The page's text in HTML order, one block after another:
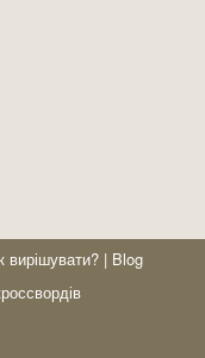
вирішувати? | Blog